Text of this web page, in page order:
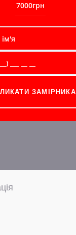
7000грн
ЗАМІРНИКА